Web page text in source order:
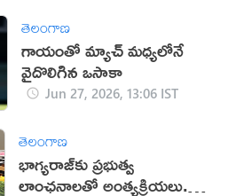
తెలంగాణ
గాయంతో మ్యాచ్ మధ్యలోనే
వైదొలిగిన ఒసాకా
Jun 27, 2026, 13:06 IST
తెలంగాణ
భాగ్యరాజ్‌కు ప్రభుత్వ
లాంఛనాలతో అంత్యక్రియలు..